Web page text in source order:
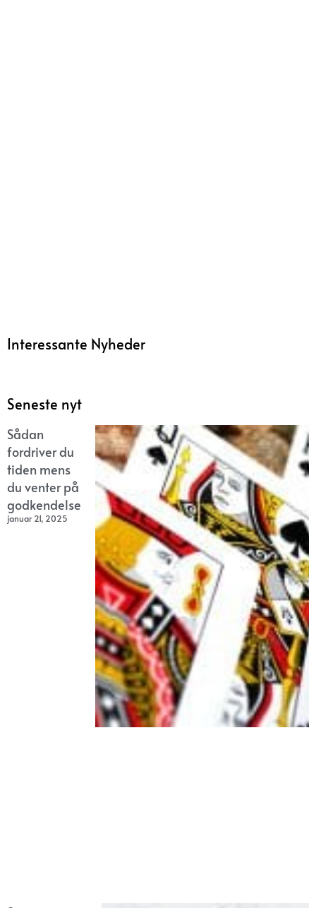
Interessante Nyheder
Seneste nyt
Sådan
fordriver du
tiden mens
du venter på
godkendelse
januar 21, 2025